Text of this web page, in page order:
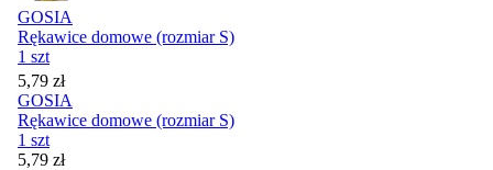
GOSIA
Rękawice domowe (rozmiar S)
1 szt
Cena
5,79 zł
GOSIA
Rękawice domowe (rozmiar S)
1 szt
Cena
5,79 zł